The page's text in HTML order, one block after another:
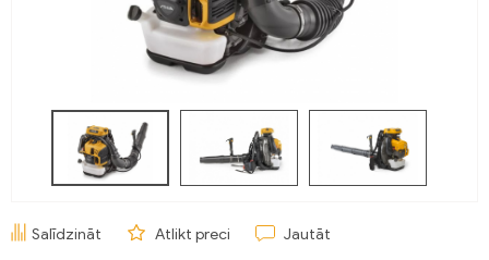
Salīdzināt Atlikt preci Jautāt